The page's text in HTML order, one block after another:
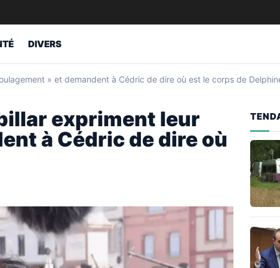
DIVERS
» et demandent à Cédric de dire où est le corps de
expriment leur
à Cédric de dire où